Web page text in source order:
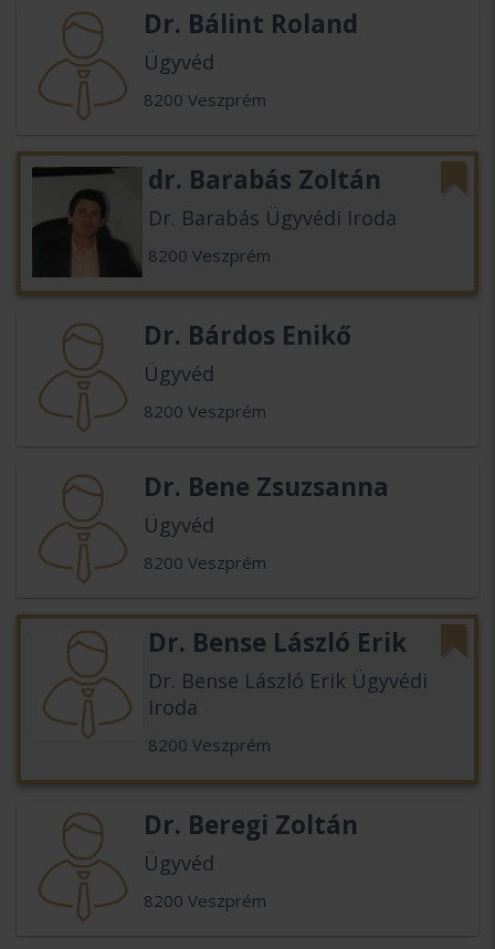
Dr. Bálint Roland
Ügyvéd
8200 Veszprém
dr. Barabás Zoltán
Dr. Barabás Ügyvédi Iroda
8200 Veszprém
Dr. Bárdos Enikő
Ügyvéd
8200 Veszprém
Dr. Bene Zsuzsanna
Ügyvéd
8200 Veszprém
Dr. Bense László Erik
Dr. Bense László Erik Ügyvédi
Iroda
8200 Veszprém
Dr. Beregi Zoltán
Ügyvéd
8200 Veszprém